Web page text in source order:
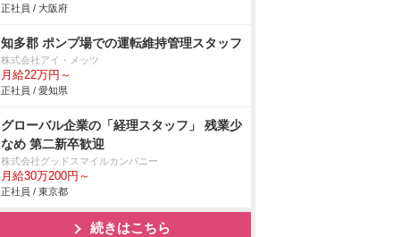
正社員 / 大阪府
知多郡 ポンプ場での運転維持管理スタッフ
株式会社アイ・メッツ
月給22万円～
正社員 / 愛知県
グローバル企業の「経理スタッフ」 残業少
なめ 第二新卒歓迎
株式会社グッドスマイルカンパニー
月給30万200円～
正社員 / 東京都
続きはこちら